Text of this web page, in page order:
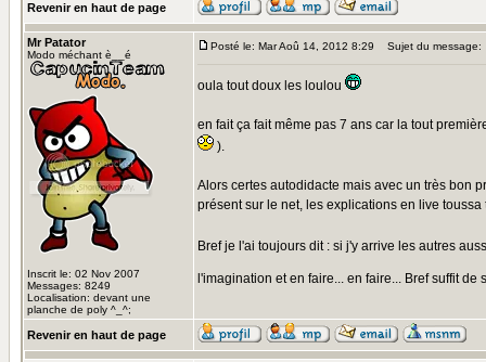
Revenir en haut de page
Mr Patator
Modo méchant è__é
Inscrit le: 02 Nov 2007
Messages: 8249
Localisation: devant une
planche de poly ^_^;
Posté le: Mar Aoû 14, 2012 8:29 Sujet du message:
oula tout doux les loulou
en fait ça fait même pas 7 ans car la tout
).
Alors certes autodidacte mais avec un très bon
présent sur le net, les explications en live toussa
Bref je l'ai toujours dit : si j'y arrive les autres
l'imagination et en faire... en faire... Bref suffit de
Revenir en haut de page